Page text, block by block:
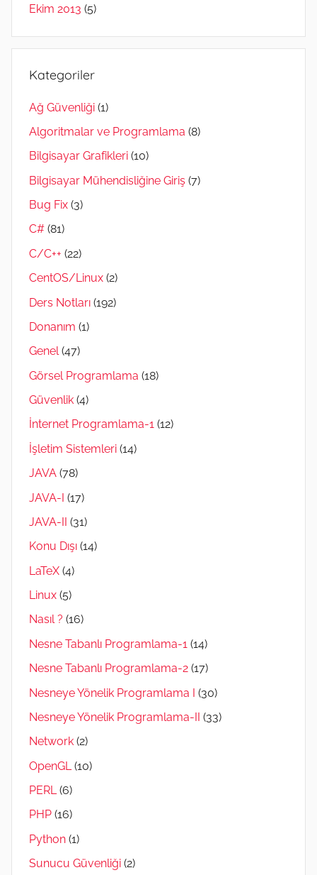
Ekim 2013 (5)
Kategoriler
Ağ Güvenliği (1)
Algoritmalar ve Programlama (8)
Bilgisayar Grafikleri (10)
Bilgisayar Mühendisliğine Giriş (7)
Bug Fix (3)
C# (81)
C/C++ (22)
CentOS/Linux (2)
Ders Notları (192)
Donanım (1)
Genel(47)
Görsel Programlama (18)
Güvenlik (4)
İnternet Programlama-1 (12)
İşletim Sistemleri (14)
JAVA (78)
JAVA-I (17)
JAVA-II (31)
Konu Dışı (14)
LaTeX (4)
Linux (5)
Nasıl ? (16)
Nesne Tabanlı Programlama-1 (14)
Nesne Tabanlı Programlama-2 (17)
Nesneye Yönelik Programlama I (30)
Nesneye Yönelik Programlama-II (33)
Network (2)
OpenGL (10)
PERL(6)
PHP (16)
Python (1)
Sunucu Güvenliği (2)